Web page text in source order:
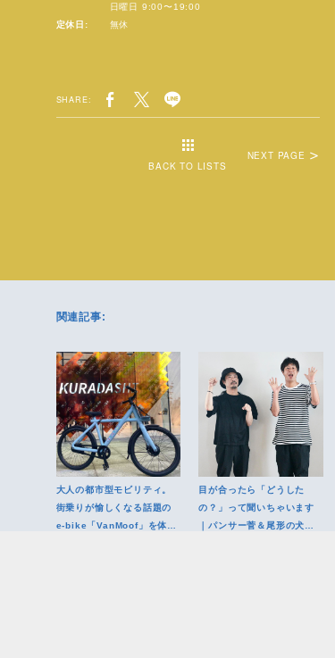
日曜日 9:00〜19:00
定休日:
無休
SHARE:
BACK TO LISTS
NEXT PAGE
関連記事:
大人の都市型モビリティ。
街乗りが愉しくなる話題の
e-bike「VanMoof」を体験
目が合ったら「どうした
の？」って聞いちゃいます
｜パンサー菅＆尾形の犬猫